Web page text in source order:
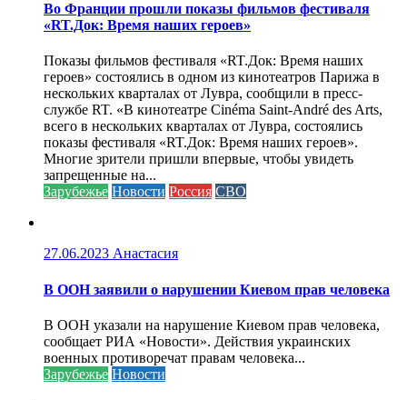
Во Франции прошли показы фильмов фестиваля
«RT.Док: Время наших героев»
Показы фильмов фестиваля «RT.Док: Время наших
героев» состоялись в одном из кинотеатров Парижа в
нескольких кварталах от Лувра, сообщили в пресс-
службе RT. «В кинотеатре Cinéma Saint-André des Arts,
всего в нескольких кварталах от Лувра, состоялись
показы фестиваля «RT.Док: Время наших героев».
Многие зрители пришли впервые, чтобы увидеть
запрещенные на...
Зарубежье Новости Россия СВО
27.06.2023 Анастасия
В ООН заявили о нарушении Киевом прав человека
В ООН указали на нарушение Киевом прав человека,
сообщает РИА «Новости». Действия украинских
военных противоречат правам человека...
Зарубежье Новости